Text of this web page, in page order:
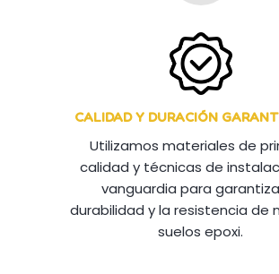
CALIDAD Y DURACIÓN
Utilizamos materiales de
calidad y técnicas de
vanguardia para
durabilidad y la resistencia de
suelos epoxi.